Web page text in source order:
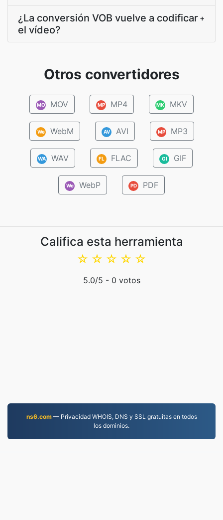
¿La conversión VOB vuelve a codificar
el vídeo?
+
Otros convertidores
MO MOV MP MP4 MK MKV
We WebM AV AVI MP MP3
WA WAV FL FLAC GI GIF
We WebP PD PDF
Califica esta herramienta
☆
☆
☆
☆
☆
5.0/5 - 0 votos
ns6.com— Privacidad WHOIS, DNS y SSL gratuitas en todos
los dominios.